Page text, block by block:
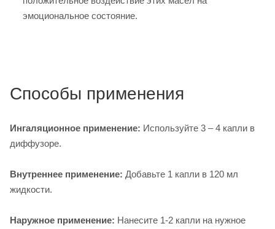
эмоциональное состояние.
Способы применения
Ингаляционное применение: Используйте 3 – 4 капли в
диффузоре.
Внутреннее применение: Добавьте 1 капли в 120 мл
жидкости.
Наружное применение: Нанесите 1-2 капли на нужное